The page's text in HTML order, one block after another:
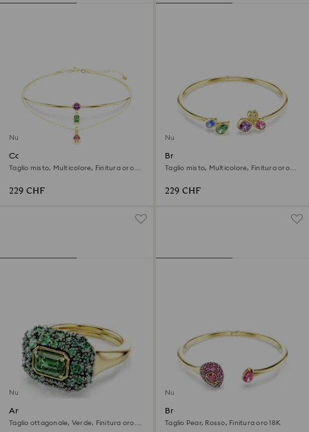
Nuovo
Collana a fili fissi Imber
Taglio misto, Multicolore, Finitura oro
229 CHF
Nuovo
Bracciale rigido Imber
Taglio misto, Multicolore, Finitura oro
229 CHF
Nuovo
Anello cocktail Sublima
Taglio ottagonale, Verde, Finitura oro
Nuovo
Bracciale rigido Sublima
Taglio Pear, Rosso, Finitura oro 18K